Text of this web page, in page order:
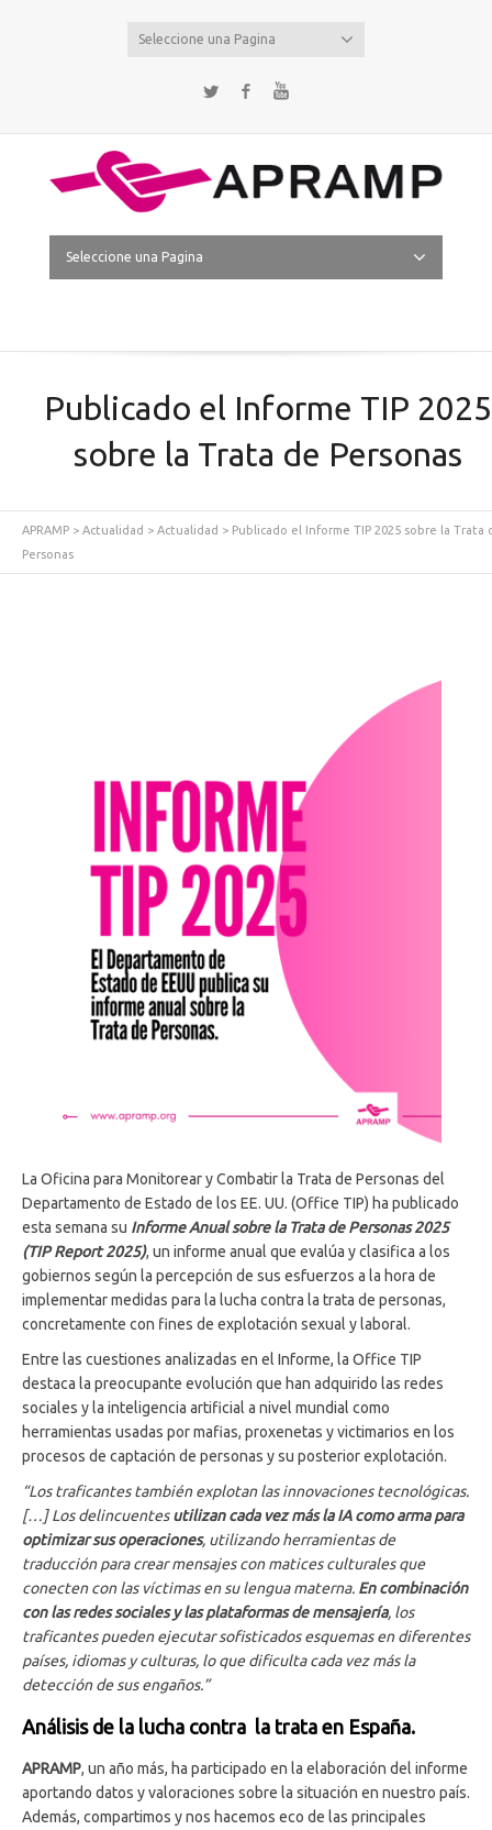
Seleccione una Pagina
Twitter Facebook
Seleccione una Pagina
Publicado el Informe TIP 2025
sobre la Trata de Personas
APRAMP > Actualidad > Actualidad > Publicado el Informe TIP 2025 sobre la Trata
Personas
La Oficina para Monitorear y Combatir la Trata de Personas del
Departamento de Estado de los EE. UU. (Office TIP) ha publicado
esta semana su Informe Anual sobre la Trata de Personas 2025
(TIP Report 2025), un informe anual que evalúa y clasifica a los
gobiernos según la percepción de sus esfuerzos a la hora de
implementar medidas para la lucha contra la trata de personas,
concretamente con fines de explotación sexual y laboral.
Entre las cuestiones analizadas en el Informe, la Office TIP
destaca la preocupante evolución que han adquirido las redes
sociales y la inteligencia artificial a nivel mundial como
herramientas usadas por mafias, proxenetas y victimarios en los
procesos de captación de personas y su posterior explotación.
“Los traficantes también explotan las innovaciones tecnológicas.
[…] Los delincuentesutilizan cada vez más la IA como arma para
optimizar sus operaciones, utilizando herramientas de
traducción para crear mensajes con matices culturales que
conecten con las víctimas en su lengua materna. En combinación
con las redes sociales y las plataformas de mensajería, los
traficantes pueden ejecutar sofisticados esquemas en diferentes
países, idiomas y culturas, lo que dificulta cada vez más la
detección de sus engaños.”
Análisis de la lucha contra la trata en España.
APRAMP, un año más, ha participado en la elaboración del informe
aportando datos y valoraciones sobre la situación en nuestro país.
Además, compartimos y nos hacemos eco de las principales